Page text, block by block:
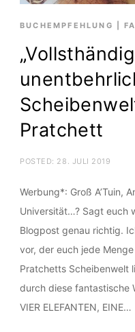
BUCHEMPFEHLUNG
Pratchett
POSTED: 28. JULI 2019
Werbung*: Groß A’Tuin,
Universität…? Sagt euch
Blogpost genau richtig.
vor, der euch jede
Pratchetts Scheibenwelt
durch diese fantastische
VIER ELEFANTEN, EINE…